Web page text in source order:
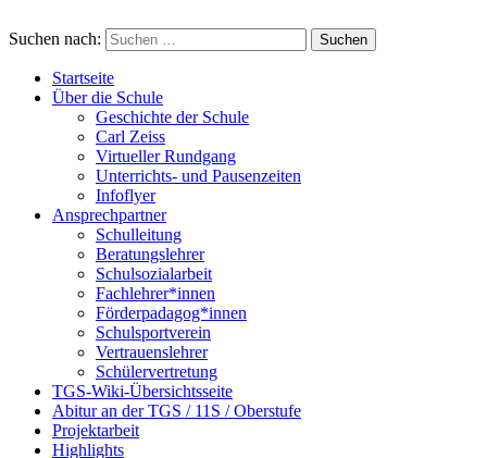
Suchen nach:
Startseite
Über die Schule
Geschichte der Schule
Carl Zeiss
Virtueller Rundgang
Unterrichts- und Pausenzeiten
Infoflyer
Ansprechpartner
Schulleitung
Beratungslehrer
Schulsozialarbeit
Fachlehrer*innen
Förderpadagog*innen
Schulsportverein
Vertrauenslehrer
Schülervertretung
TGS-Wiki-Übersichtsseite
Abitur an der TGS / 11S / Oberstufe
Projektarbeit
Highlights